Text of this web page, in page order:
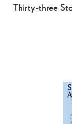
Thirty-three